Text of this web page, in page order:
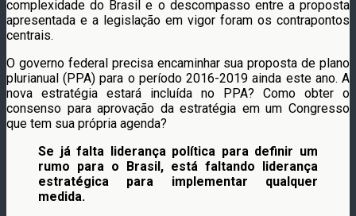
complexidade do Brasil e o descompasso entre a proposta
apresentada e a legislação em vigor foram os contrapontos
centrais.
O governo federal precisa encaminhar sua proposta de plano
plurianual (PPA) para o período 2016-2019 ainda este ano. A
nova estratégia estará incluída no PPA? Como obter o
consenso para aprovação da estratégia em um Congresso
que tem sua própria agenda?
Se já falta liderança política para definir um
rumo para o Brasil, está faltando liderança
estratégica para implementar qualquer
medida.